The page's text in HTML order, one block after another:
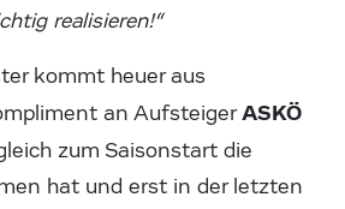
realisieren!“
kommt heuer aus
an AufsteigerASKÖ
zum Saisonstart die
hat und erst in der letzten